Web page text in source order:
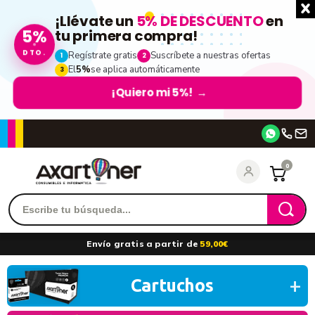
5%
DTO.
¡Llévate un 5% DE DESCUENTOen
tu primera compra!
1 Regístrate gratis 2 Suscríbete a nuestras ofertas
3 El5%se aplica automáticamente
¡Quiero mi 5%! →
entrar
0
Envío gratis a partir de 59,00€
Cartuchos